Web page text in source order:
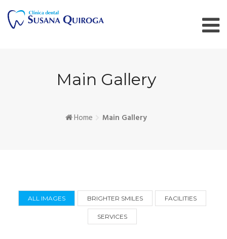
content
Main Gallery
Home Main Gallery
ALL IMAGES BRIGHTER SMILES FACILITIES
SERVICES